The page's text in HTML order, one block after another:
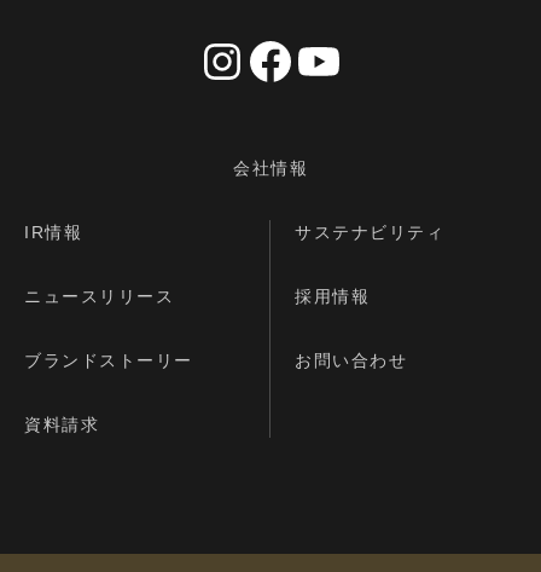
会社情報
IR情報 サステナビリティ
ニュースリリース 採用情報
ブランドストーリー お問い合わせ
資料請求